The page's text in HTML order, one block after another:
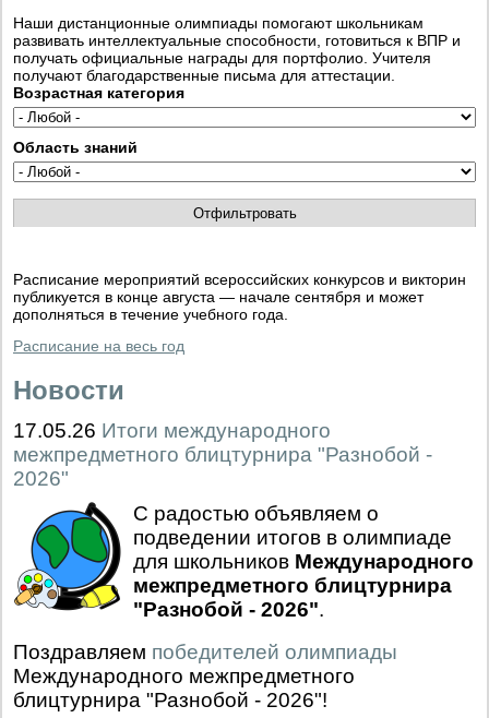
Наши дистанционные олимпиады помогают школьникам
развивать интеллектуальные способности, готовиться к ВПР и
получать официальные награды для портфолио. Учителя
получают благодарственные письма для аттестации.
Возрастная категория
Область знаний
Расписание мероприятий всероссийских конкурсов и викторин
публикуется в конце августа — начале сентября и может
дополняться в течение учебного года.
Расписание на весь год
Новости
17.05.26 Итоги международного
межпредметного блицтурнира "Разнобой -
2026"
С радостью объявляем о
подведении итогов в олимпиаде
для школьников Международного
межпредметного блицтурнира
"Разнобой - 2026".
Поздравляем победителей олимпиады
Международного межпредметного
блицтурнира "Разнобой - 2026"!